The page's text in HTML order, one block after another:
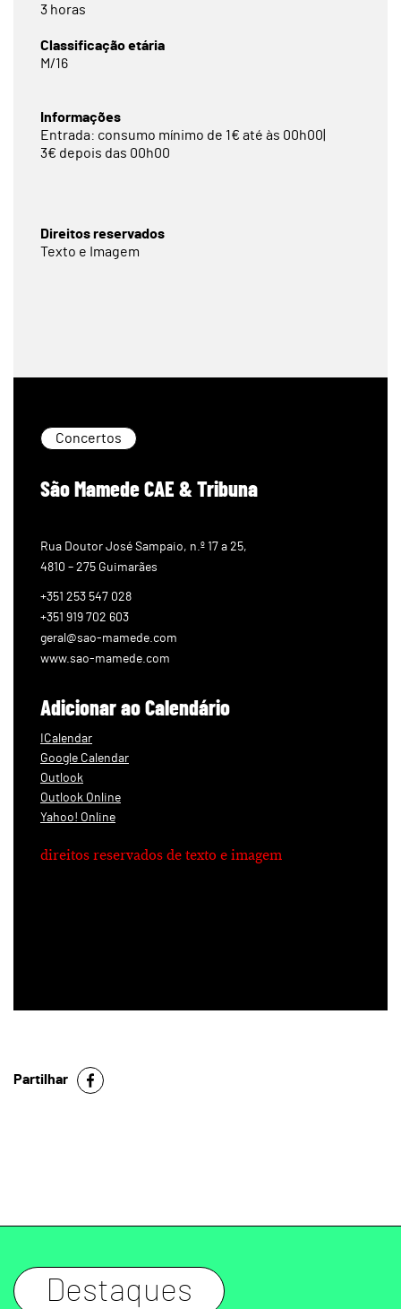
3 horas
Classificação etária
M/16
Informações
Entrada: consumo mínimo de 1€ até às 00h00|
3€ depois das 00h00
Direitos reservados
Texto e Imagem
Concertos
São Mamede CAE & Tribuna
Rua Doutor José Sampaio, n.º 17 a 25,
4810 – 275 Guimarães
+351 253 547 028
+351 919 702 603
geral@sao-mamede.com
www.sao-mamede.com
Adicionar ao Calendário
ICalendar
Google Calendar
Outlook
Outlook Online
Yahoo! Online
direitos reservados de texto e imagem
Partilhar
Destaques